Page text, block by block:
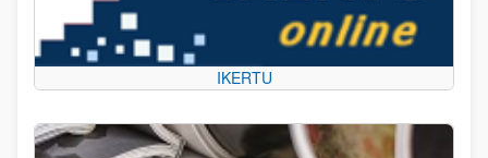
IKERTU